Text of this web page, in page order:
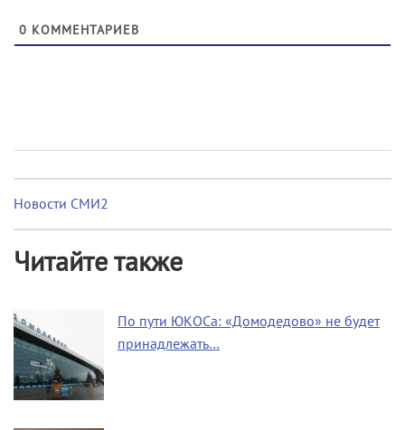
0 КОММЕНТАРИЕВ
Новости СМИ2
Читайте также
По пути ЮКОСа: «Домодедово» не будет
принадлежать…